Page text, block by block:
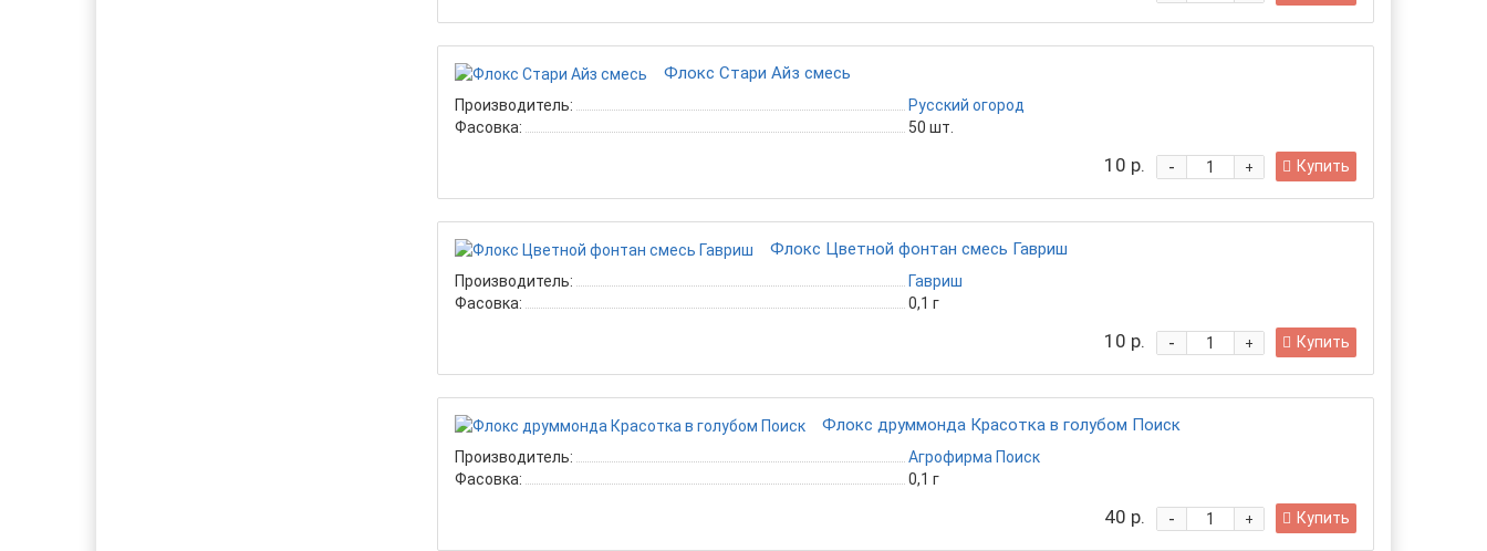
Флокс Стари Айз смесь
Производитель:
Русский огород
Фасовка:
50 шт.
10 р. +
- Купить
Флокс Цветной фонтан смесь Гавриш
Производитель:
Гавриш
Фасовка:
0,1 г
10 р. +
- Купить
Флокс друммонда Красотка в голубом Поиск
Производитель:
Агрофирма Поиск
Фасовка:
0,1 г
40 р. +
- Купить